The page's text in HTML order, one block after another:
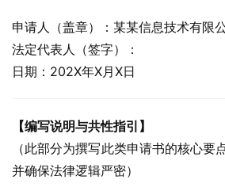
申请人（盖章）：某某信息技术有限
法定代表人（签字）：
日期：202X年X月X日
【编写说明与共性指引】
（此部分为撰写此类申请书的核心要
并确保法律逻辑严密）